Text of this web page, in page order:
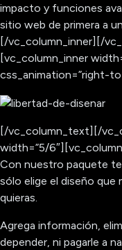
impacto y funciones
sitio web de primera a
[/vc_column_inner][/
[vc_column_inner
css_animation=”right-
[/vc_column_text][/
width=”5/
Con nuestro paquete
sólo elige el diseño
quieras.
Agrega información,
depender, ni pagarle a